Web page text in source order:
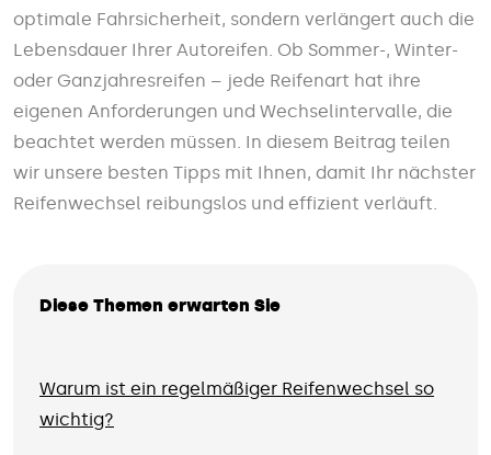
optimale Fahrsicherheit, sondern verlängert auch die
Lebensdauer Ihrer Autoreifen. Ob Sommer-, Winter-
oder Ganzjahresreifen – jede Reifenart hat ihre
eigenen Anforderungen und Wechselintervalle, die
beachtet werden müssen. In diesem Beitrag teilen
wir unsere besten Tipps mit Ihnen, damit Ihr nächster
Reifenwechsel reibungslos und effizient verläuft.
Diese Themen erwarten Sie
Warum ist ein regelmäßiger Reifenwechsel so
wichtig?